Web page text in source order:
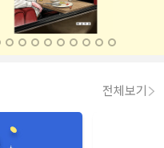
전체보기